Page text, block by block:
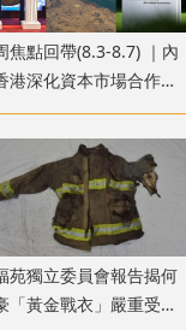
焦點回帶(8.3-8.7) ｜內
港深化資本市場合作
木茲海峽外交突破 國
協股權風波
苑獨立委員會報告揭何
「黃金戰衣」嚴重受